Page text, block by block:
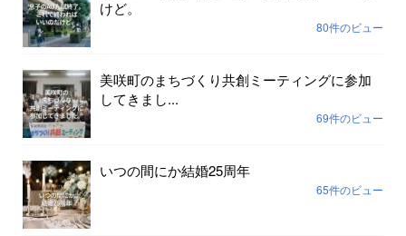
けど。
80件のビュー
美咲町のまちづくり共創ミーティングに参加
してきまし...
69件のビュー
いつの間にか結婚25周年
65件のビュー